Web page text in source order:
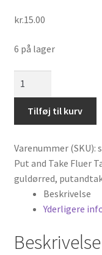
kr.15.00
6 på lager
Fluo
Orange
Tilføj til kurv
Varenummer (SKU):
Put and Take Fluer
guldørred,
Beskrivelse
Yderligere
Beskrivelse